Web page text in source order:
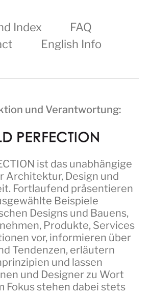
Index
FAQ
English Info
und Verantwortung:
ist das unabhängige
Architektur, Design und
Fortlaufend präsentieren
Beispiele
Designs und Bauens,
Produkte, Services
vor, informieren über
Tendenzen, erläutern
und lassen
und Designer zu Wort
Fokus stehen dabei stets